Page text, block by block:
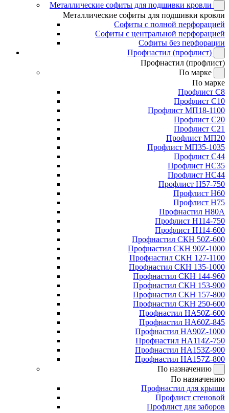
Металлические софиты для подшивки кровли
Металлические софиты для подшивки кровли
Софиты с полной перфорацией
Софиты с центральной перфорацией
Софиты без перфорации
Профнастил (профлист)
Профнастил (профлист)
По марке
По марке
Профлист С8
Профлист С10
Профлист МП18-1100
Профлист С20
Профлист С21
Профлист МП20
Профлист МП35-1035
Профлист С44
Профлист НС35
Профлист НС44
Профлист Н57-750
Профлист Н60
Профлист Н75
Профнастил Н80А
Профлист Н114-750
Профлист Н114-600
Профнастил СКН 50Z-600
Профнастил СКН 90Z-1000
Профнастил СКН 127-1100
Профнастил СКН 135-1000
Профнастил СКН 144-960
Профнастил СКН 153-900
Профнастил СКН 157-800
Профнастил СКН 250-600
Профнастил НА50Z-600
Профнастил НА60Z-845
Профнастил НА90Z-1000
Профнастил НА114Z-750
Профнастил НА153Z-900
Профнастил НА157Z-800
По назначению
По назначению
Профнастил для крыши
Профлист стеновой
Профлист для заборов